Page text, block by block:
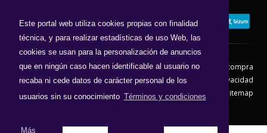
Este portal web utiliza cookies propias con finalidad
técnica, y para realizar estadísticas de uso Web, las
cookies se usan para la personalización de anuncios
que en ningún caso hacen identificable al usuario no
recaba ni cede datos de carácter personal de los
usuarios sin su conocimiento Términos y condiciones
Más
Contacto Aviso Legal
Condiciones de compra
Política de envíos
Política de devolución
Política de Privacidad
Política de Cookies
Sitemap